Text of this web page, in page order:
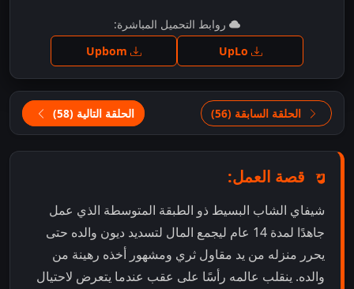
اضغط للمشاهدة
روابط التحميل المباشرة:
الحلقة السابقة (56) الحلقة التالية (58)
قصة العمل:
شيفاي الشاب البسيط ذو الطبقة المتوسطة الذي عمل
جاهدًا لمدة 14 عام ليجمع المال لتسديد ديون والده حتى
يحرر منزله من يد مقاول ثري ومشهور أخذه رهينة من
والده. ينقلب عالمه رأسًا على عقب عندما يتعرض لاحتيال